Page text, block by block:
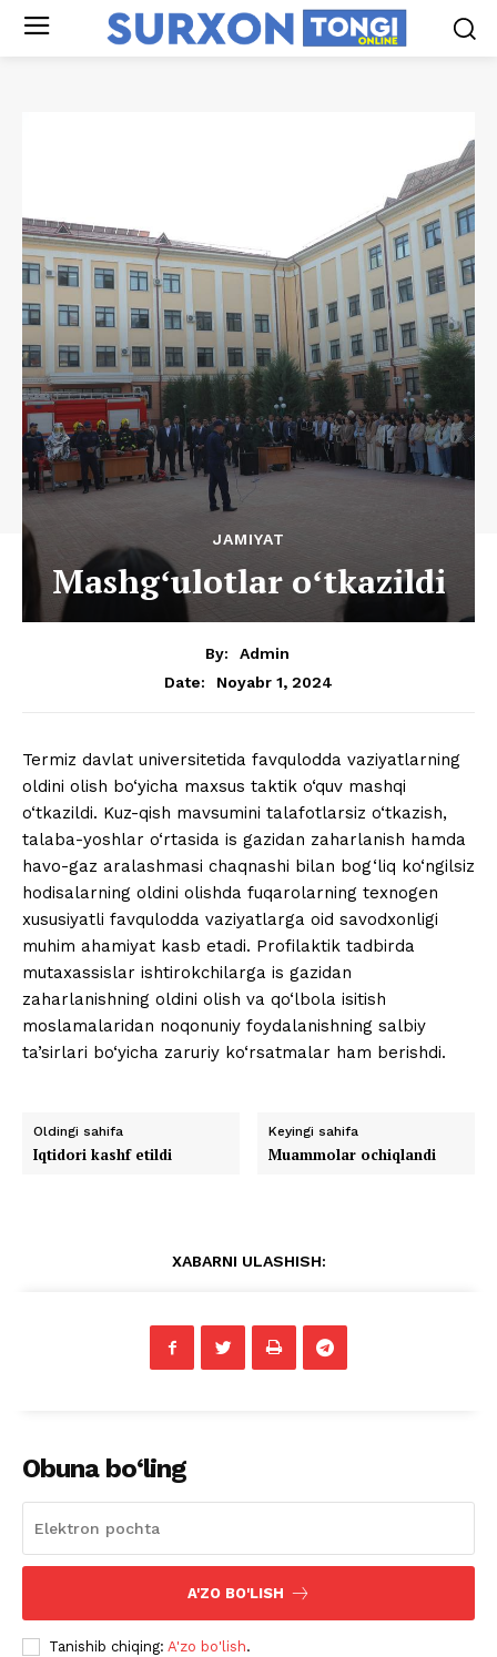
JAMIYAT
Mashgʻulotlar oʻtkazildi
By:
Admin
Date:
Noyabr 1, 2024
Termiz davlat universitetida favqulodda vaziyatlarning
oldini olish bo‘yicha maxsus taktik o‘quv mashqi
o‘tkazildi. Kuz-qish mavsumini talafotlarsiz o‘tkazish,
talaba-yoshlar o‘rtasida is gazidan zaharlanish hamda
havo-gaz aralashmasi chaqnashi bilan bog‘liq ko‘ngilsiz
hodisalarning oldini olishda fuqarolarning texnogen
xususiyatli favqulodda vaziyatlarga oid savodxonligi
muhim ahamiyat kasb etadi. Profilaktik tadbirda
mutaxassislar ishtirokchilarga is gazidan
zaharlanishning oldini olish va qo‘lbola isitish
moslamalaridan noqonuniy foydalanishning salbiy
ta’sirlari bo‘yicha zaruriy ko‘rsatmalar ham berishdi.
Oldingi sahifa
Iqtidori kashf etildi
Keyingi sahifa
Muammolar ochiqlandi
XABARNI ULASHISH:
Obuna bo‘ling
A'ZO BO'LISH
Tanishib chiqing: A'zo bo'lish.